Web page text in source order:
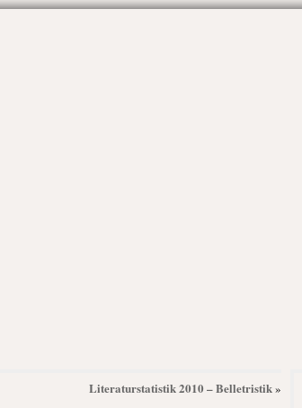
Literaturstatistik 2010 – Belletristik»